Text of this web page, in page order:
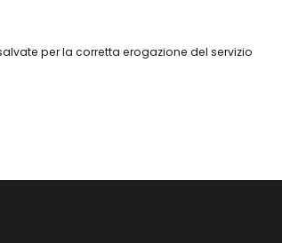
per la corretta erogazione del servizio